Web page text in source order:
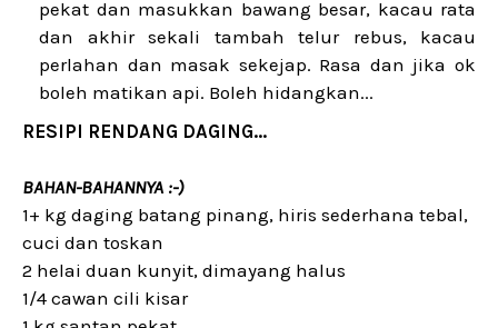
pekat dan masukkan bawang besar, kacau rata
dan akhir sekali tambah telur rebus, kacau
perlahan dan masak sekejap. Rasa dan jika ok
boleh matikan api. Boleh hidangkan...
RESIPI RENDANG DAGING...
BAHAN-BAHANNYA :-)
1+ kg daging batang pinang, hiris sederhana tebal,
cuci dan toskan
2 helai duan kunyit, dimayang halus
1/4 cawan cili kisar